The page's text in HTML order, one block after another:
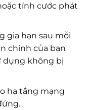
tính cước phát
gia hạn sau mỗi
chính của bạn
dụng không bị
hạ tầng mạng